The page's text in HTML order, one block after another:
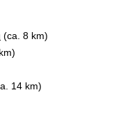
(ca. 8 km)
14 km)